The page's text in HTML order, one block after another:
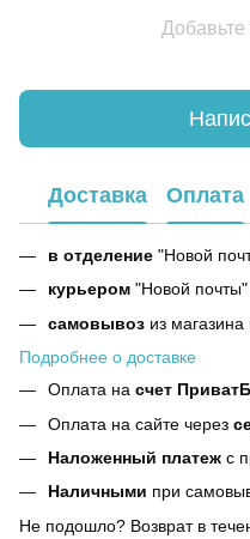
Доставка Оплата
в отделение "Новой
курьером "Новой
самовывоз из магазина
Подробнее о доставке
Оплата на счет
Оплата на сайте через
Наложенный платеж с
Наличными при
Не подошло? Возврат в